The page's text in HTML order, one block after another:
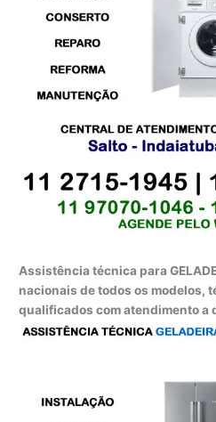
Assistência técnica para
nacionais de todos os modelos,
qualificados com atendimento a